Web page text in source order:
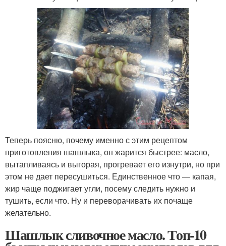
Теперь поясню, почему именно с этим рецептом
приготовления шашлыка, он жарится быстрее: масло,
вытапливаясь и выгорая, прогревает его изнутри, но при
этом не дает пересушиться. Единственное что — капая,
жир чаще поджигает угли, посему следить нужно и
тушить, если что. Ну и переворачивать их почаще
желательно.
Шашлык сливочное масло. Топ-10